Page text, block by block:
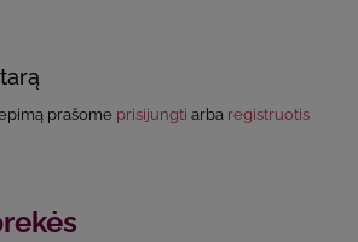
prašome prisijungti arba registruotis